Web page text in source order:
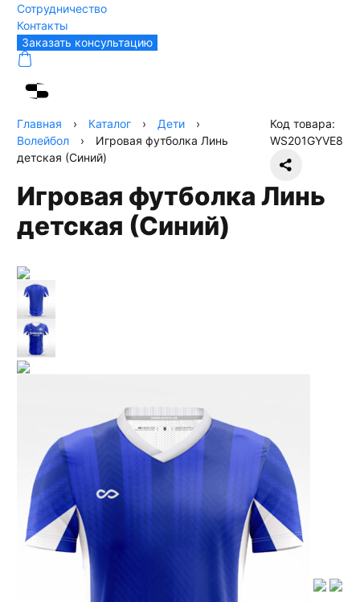
Сотрудничество
Контакты
Заказать консультацию
Главная › Каталог › Дети
›
Волейбол
›
Игровая футболка Линь
детская (Синий)
Код товара:
WS201GYVE8
Игровая футболка Линь
детская (Синий)